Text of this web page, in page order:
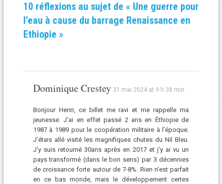
10 réflexions au sujet de « Une guerre pour
l’eau à cause du barrage Renaissance en
Ethiopie »
Dominique Crestey 31 mai 2024 at 9 h 38 min
Bonjour Henri, ce billet me ravi et me rappelle ma
jeunesse. J’ai en effet passé 2 ans en Éthiopie de
1987 à 1989 pour le coopération militaire à l’époque.
J’étais allé visité les magnifiques chutes du Nil Bleu.
J’y suis retourné 30ans après en 2017 et j’y ai vu un
pays transformé (dans le bon sens) par 3 décennies
de croissance forte autour de 7-8%. Rien n’est parfait
en ce bas monde, mais le développement certes